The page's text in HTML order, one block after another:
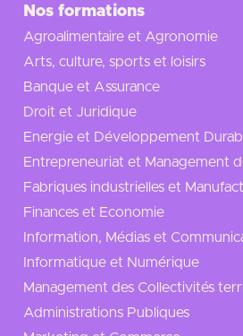
Nos formations
Agroalimentaire et Agronomie
Arts, culture, sports et loisirs
Banque et Assurance
Droit et Juridique
Energie et Développement
Entrepreneuriat et Management
Fabriques industrielles et
Finances et Economie
Information, Médias et
Informatique et Numérique
Management des Collectivités
Administrations Publiques